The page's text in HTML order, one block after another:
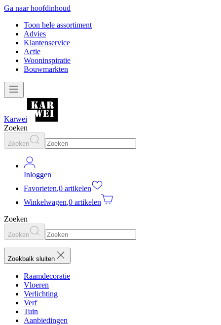
Ga naar hoofdinhoud
Toon hele assortiment
Advies
Klantenservice
Actie
Wooninspiratie
Bouwmarkten
Karwei
Zoeken
Zoeken
Inloggen
Favorieten,0 artikelen
Winkelwagen,0 artikelen
Zoeken
Zoeken
Zoekbalk sluiten
Raamdecoratie
Vloeren
Verlichting
Verf
Tuin
Aanbiedingen